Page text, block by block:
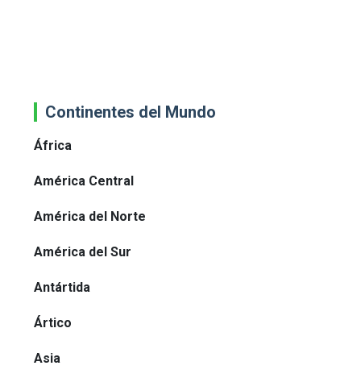
Continentes del Mundo
África
América Central
América del Norte
América del Sur
Antártida
Ártico
Asia